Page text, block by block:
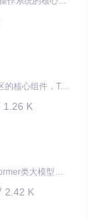
作为 Ascend for PyTorch 社区的核心组件，TorchNPU 是昇腾专为 PyTorch 打造的深度学习适配插件，使 PyTorch 框架能够直接调用昇腾 NPU，为开发者提供昇腾 AI 处理器的超强算力。
1.26 K
本项目是CANN提供的transformer类大模型算子库，实现网络在NPU上加速计算。
2.42 K